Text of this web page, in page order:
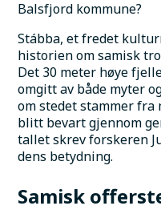
Balsfjord kommune?
Stábba, et fredet
historien om samisk
Det 30 meter høye
omgitt av både myter
om stedet stammer
blitt bevart gjennom
tallet skrev forskeren
dens betydning.
Samisk